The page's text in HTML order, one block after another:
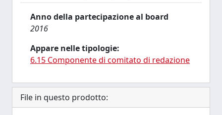
Anno della partecipazione al board
2016
Appare nelle tipologie:
6.15 Componente di comitato di redazione
File in questo prodotto: